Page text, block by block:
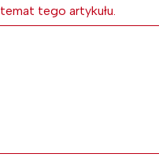
temat tego artykułu.